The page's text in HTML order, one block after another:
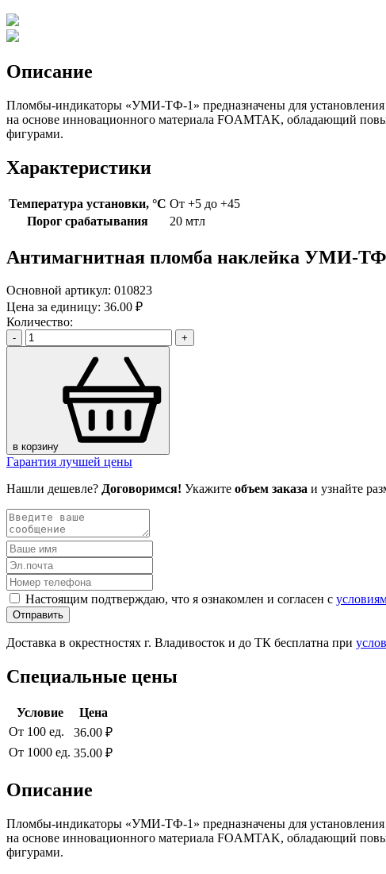
Описание
Пломбы-индикаторы «УМИ-ТФ-1» предназначены для установления
на основе инновационного материала FOAMTAK, обладающий
фигурами.
Характеристики
Температура установки, °C От +5 до +45
Порог срабатывания
20 мтл
Антимагнитная пломба наклейка УМИ-
Основной артикул: 010823
Цена за единицу: 36.00 ₽
Количество:
- +
в корзину
Гарантия лучшей цены
Нашли дешевле? Договоримся! Укажите объем заказа и узнайте
Настоящим подтверждаю, что я ознакомлен и согласен с
Отправить
Доставка в окрестностях г. Владивосток и до ТК бесплатна при
Специальные цены
Условие
Цена
От 100 ед.
36.00 ₽
От 1000 ед. 35.00 ₽
Описание
Пломбы-индикаторы «УМИ-ТФ-1» предназначены для установления
на основе инновационного материала FOAMTAK, обладающий
фигурами.